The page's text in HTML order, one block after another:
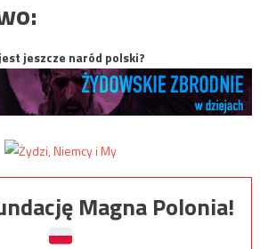
jeszcze naród polski?
Magna Polonia!